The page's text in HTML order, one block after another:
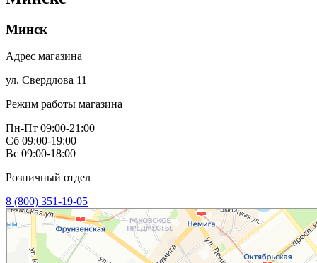
Минск
Адрес магазина
ул. Свердлова 11
Режим работы магазина
Пн-Пт 09:00-21:00
Сб 09:00-19:00
Вс 09:00-18:00
Розничный отдел
8 (800) 351-19-05